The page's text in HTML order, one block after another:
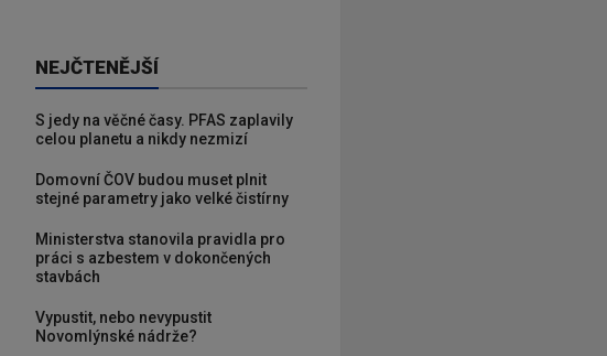
NEJČTENĚJŠÍ
S jedy na věčné časy. PFAS zaplavily
celou planetu a nikdy nezmizí
Domovní ČOV budou muset plnit
stejné parametry jako velké čistírny
Ministerstva stanovila pravidla pro
práci s azbestem v dokončených
stavbách
Vypustit, nebo nevypustit
Novomlýnské nádrže?